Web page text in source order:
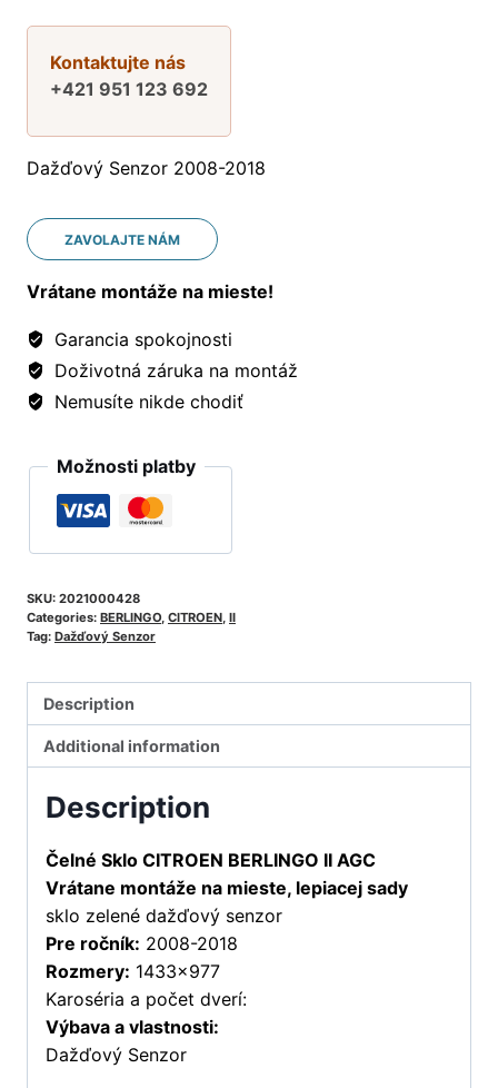
Kontaktujte nás
+421 951 123 692
Dažďový Senzor 2008-2018
ZAVOLAJTE NÁM
Vrátane montáže na mieste!
Garancia spokojnosti
Doživotná záruka na montáž
Nemusíte nikde chodiť
Možnosti platby
SKU: 2021000428
Categories: BERLINGO CITROEN II
Tag: Dažďový Senzor
Description
Additional information
Description
Čelné Sklo CITROEN BERLINGO II AGC
Vrátane montáže na mieste, lepiacej sady
sklo zelené dažďový senzor
Pre ročník: 2008-2018
Rozmery: 1433×977
Karoséria a počet dverí:
Výbava a vlastnosti:
Dažďový Senzor